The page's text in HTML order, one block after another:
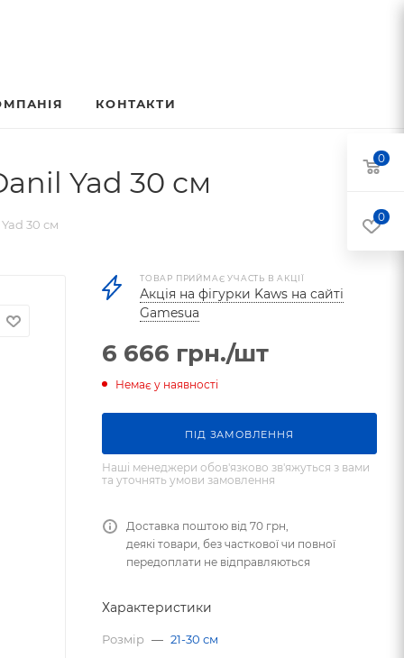
КОНТАКТИ
Yad 30 см
30 см
ТОВАР ПРИЙМАЄ УЧАСТЬ В АКЦІЇ
Акція на фігурки Kaws на сайті
Gamesua
6 666 грн./шт
Немає у наявності
ПIД ЗАМОВЛЕННЯ
Наші менеджери обов'язково зв'яжуться з вами
та уточнять умови замовлення
Доставка поштою від 70 грн,
деякі товари, без часткової чи повної
передоплати не відправляються
Характеристики
Розмір — 21-30 см
0
0